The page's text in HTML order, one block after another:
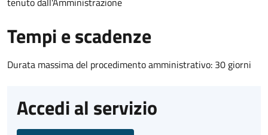
Tempi e scadenze
Durata massima del procedimento amministrativo: 30 giorni
Accedi al servizio